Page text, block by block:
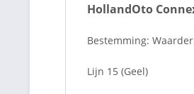
HollandOto
Bestemming:
Lijn 15 (Geel)